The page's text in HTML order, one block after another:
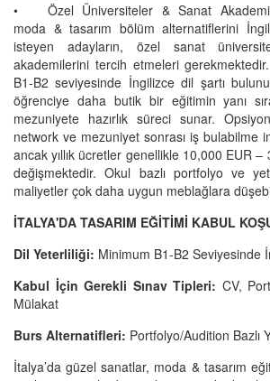
•
Özel Üniversiteler & Sanat
moda & tasarım bölüm alternatiflerini
isteyen adayların, özel sanat
akademilerini tercih etmeleri
B1-B2 seviyesinde İngilizce dil şartı
öğrenciye daha butik bir eğitimin yanı
mezuniyete hazırlık süreci sunar.
network ve mezuniyet sonrası iş bulabilme
ancak yıllık ücretler genellikle 10,000 EUR –
değişmektedir. Okul bazlı portfolyo ve
maliyetler çok daha uygun meblağlara
İTALYA'DA TASARIM EĞİTİMİ KABUL
Dil Yeterliliği: Minimum B1-B2 Seviyesinde
Kabul İçin Gerekli Sınav Tipleri: CV,
Mülakat
Burs Alternatifleri: Portfolyo/Audition Bazlı
İtalya’da güzel sanatlar, moda & tasarım